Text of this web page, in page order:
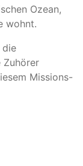
Ozean,
wohnt.
die
Zuhörer
Missions-